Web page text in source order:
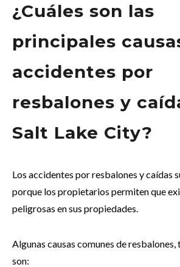
¿Cuáles son las
principales
accidentes por
resbalones y
Salt Lake City?
Los accidentes por resbalones y caídas
porque los propietarios permiten que
peligrosas en sus propiedades.
Algunas causas comunes de
son: